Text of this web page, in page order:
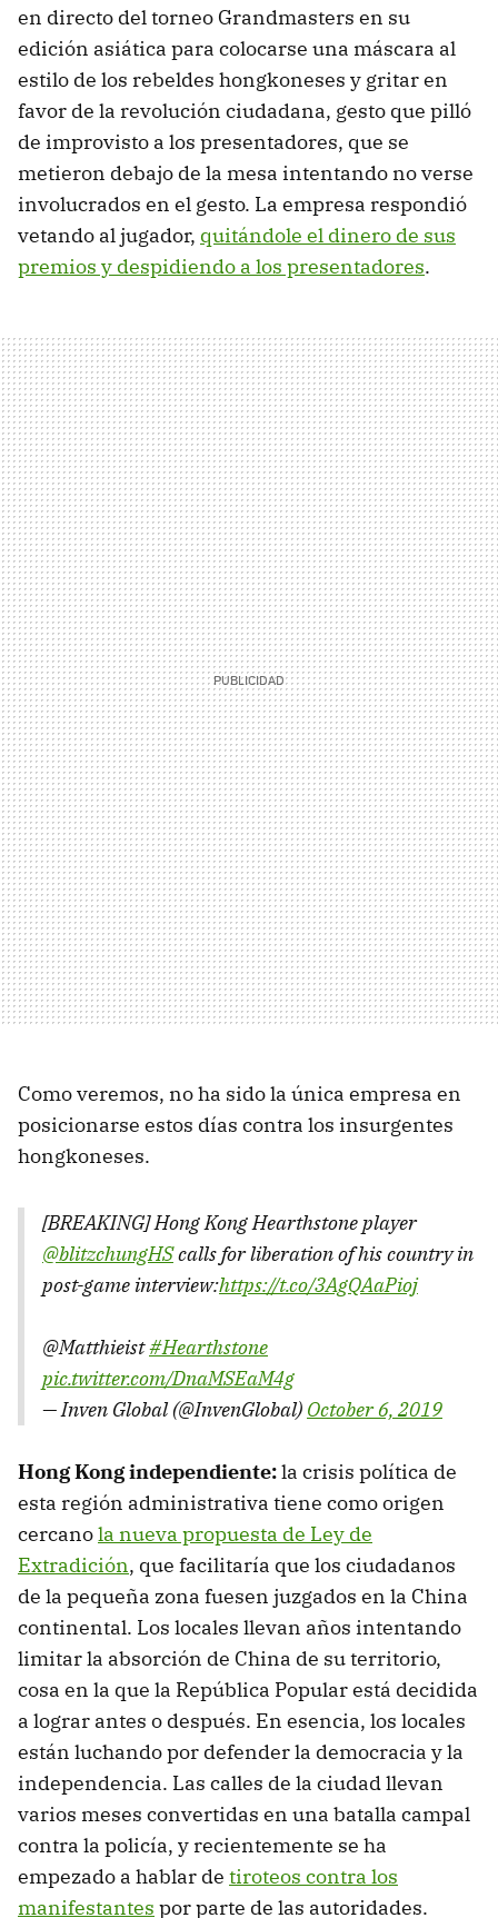
en directo del torneo Grandmasters en su
edición asiática para colocarse una máscara al
estilo de los rebeldes hongkoneses y gritar en
favor de la revolución ciudadana, gesto que pilló
de improvisto a los presentadores, que se
metieron debajo de la mesa intentando no verse
involucrados en el gesto. La empresa respondió
vetando al jugador, quitándole el dinero de sus
premios y despidiendo a los presentadores.
Como veremos, no ha sido la única empresa en
posicionarse estos días contra los insurgentes
hongkoneses.
[BREAKING] Hong Kong Hearthstone player
@blitzchungHScalls for liberation of his country in
post-game interview:https://t.co/3AgQAaPioj
@Matthieist#Hearthstone
pic.twitter.com/DnaMSEaM4g
— Inven Global (@InvenGlobal) October 6, 2019
Hong Kong independiente:la crisis política de
esta región administrativa tiene como origen
cercanola nueva propuesta de Ley de
Extradición, que facilitaría que los ciudadanos
de la pequeña zona fuesen juzgados en la China
continental. Los locales llevan años intentando
limitar la absorción de China de su territorio,
cosa en la que la República Popular está decidida
a lograr antes o después. En esencia, los locales
están luchando por defender la democracia y la
independencia. Las calles de la ciudad llevan
varios meses convertidas en una batalla campal
contra la policía, y recientemente se ha
empezado a hablar de tiroteos contra los
manifestantes por parte de las autoridades.